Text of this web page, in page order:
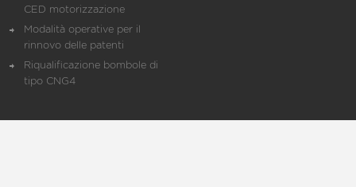
CED motorizzazione
Modalità operative per il
rinnovo delle patenti
Riqualificazione bombole di
tipo CNG4